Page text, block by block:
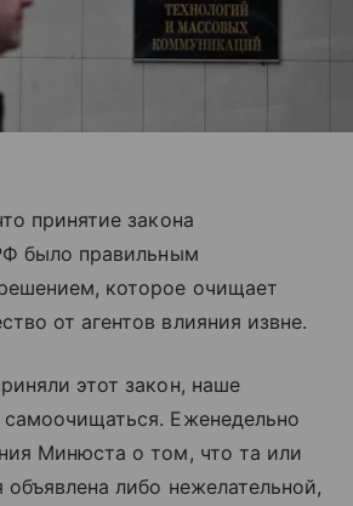
принятие закона
было правильным
которое очищает
от агентов влияния извне.
этот закон, наше
Еженедельно
Минюста о том, что та или
объявлена либо нежелательной,